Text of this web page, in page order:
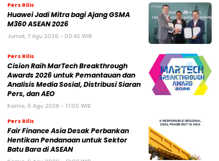
Pers Rilis
Huawei Jadi Mitra bagi Ajang GSMA
M360 ASEAN 2026
Jumat, 7 Agu 2026 - 00:42 WIB
Pers Rilis
Cision Raih MarTech Breakthrough
Awards 2026 untuk Pemantauan dan
Analisis Media Sosial, Distribusi Siaran
Pers, dan AEO
Kamis, 6 Agu 2026 - 17:00 WIB
Pers Rilis
Fair Finance Asia Desak Perbankan
Hentikan Pendanaan untuk Sektor
Batu Bara di ASEAN